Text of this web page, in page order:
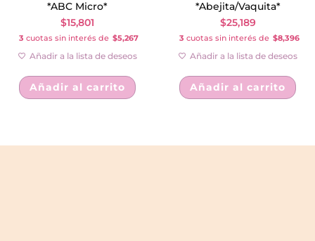
*ABC Micro*
$15,801
3 cuotas sin interés de $5,267
Añadir a la lista de deseos
Añadir al carrito
*Abejita/Vaquita*
$25,189
3 cuotas sin interés de $8,396
Añadir a la lista de deseos
Añadir al carrito